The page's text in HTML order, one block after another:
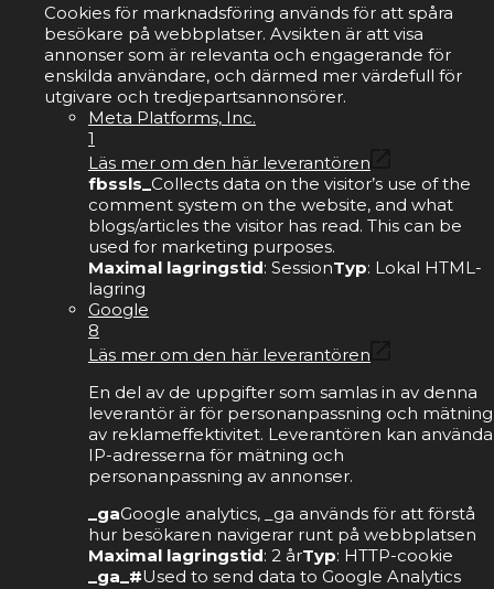
Cookies för marknadsföring används för att spåra
besökare på webbplatser. Avsikten är att visa
annonser som är relevanta och engagerande för
enskilda användare, och därmed mer värdefull för
utgivare och tredjepartsannonsörer.
Meta Platforms, Inc.
1
Läs mer om den här leverantören
fbssls_ Collects data on the visitor’s use of the
comment system on the website, and what
blogs/articles the visitor has read. This can be
used for marketing purposes.
Maximal lagringstid: SessionTyp: Lokal HTML-
lagring
Google
8
Läs mer om den här leverantören
En del av de uppgifter som samlas in av denna
leverantör är för personanpassning och mätning
av reklameffektivitet. Leverantören kan använda
IP-adresserna för mätning och
personanpassning av annonser.
_gaGoogle analytics, _ga används för att förstå
hur besökaren navigerar runt på webbplatsen
Maximal lagringstid: 2 årTyp: HTTP-cookie
_ga_#Used to send data to Google Analytics